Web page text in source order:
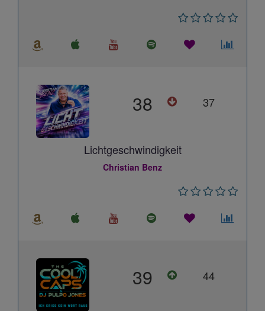
38 37
Lichtgeschwindigkeit
Christian Benz
39 44